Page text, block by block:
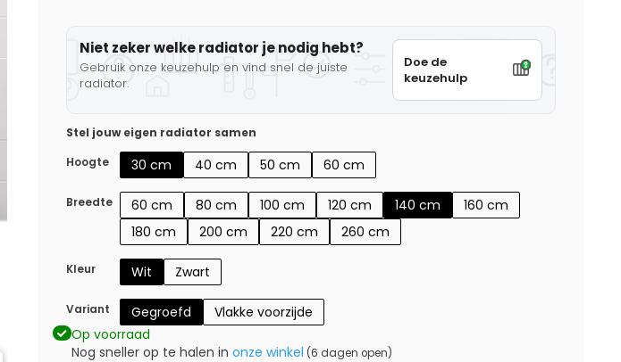
Niet zeker welke radiator je nodig hebt?
Gebruik onze keuzehulp en vind snel de juiste
radiator.
Doe de
keuzehulp
Stel jouw eigen radiator samen
Hoogte
30 cm 40 cm 50 cm 60 cm
Breedte 60 cm 80 cm 100 cm 120 cm 140 cm
160 cm
180 cm
200 cm 220 cm 260 cm
Kleur Wit Zwart
Variant Gegroefd
Vlakke voorzijde
Op voorraad
Nog sneller op te halen in onze winkel (6 dagen open)